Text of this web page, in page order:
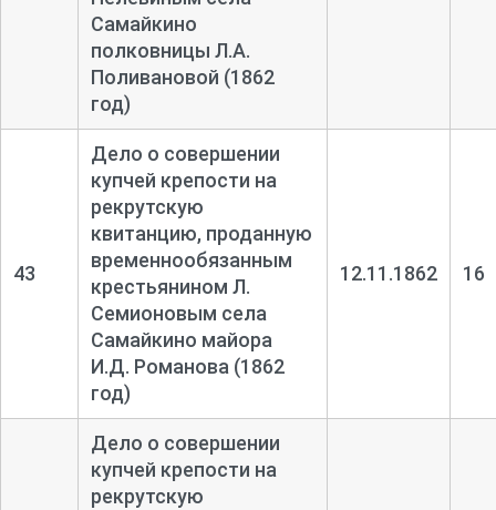
Самайкино
полковницы Л.А.
Поливановой (1862
год)
43
Дело о совершении
купчей крепости на
рекрутскую
квитанцию, проданную
временнообязанным
крестьянином Л.
Семионовым села
Самайкино майора
И.Д. Романова (1862
год)
12.11.1862 16
Дело о совершении
купчей крепости на
рекрутскую